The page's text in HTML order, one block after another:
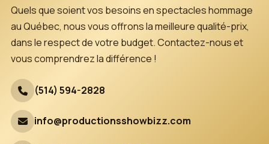
Quels que soient vos besoins en spectacles hommage
au Québec, nous vous offrons la meilleure qualité-prix,
dans le respect de votre budget. Contactez-nous et
vous comprendrez la différence !
(514) 594-2828
info@productionsshowbizz.com